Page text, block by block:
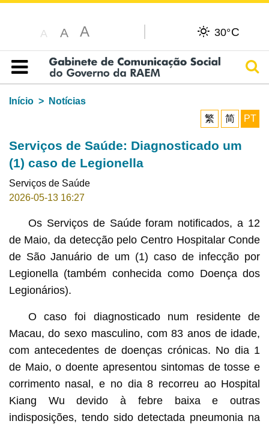
A A A 30°C
Índice
Início
Notícias
繁
简 PT
Serviços de Saúde: Diagnosticado um
(1) caso de Legionella
Serviços de Saúde
2026-05-13 16:27
Os Serviços de Saúde foram notificados, a 12
de Maio, da detecção pelo Centro Hospitalar Conde
de São Januário de um (1) caso de infecção por
Legionella (também conhecida como Doença dos
Legionários).
O caso foi diagnosticado num residente de
Macau, do sexo masculino, com 83 anos de idade,
com antecedentes de doenças crónicas. No dia 1
de Maio, o doente apresentou sintomas de tosse e
corrimento nasal, e no dia 8 recorreu ao Hospital
Kiang Wu devido à febre baixa e outras
indisposições, tendo sido detectada pneumonia na